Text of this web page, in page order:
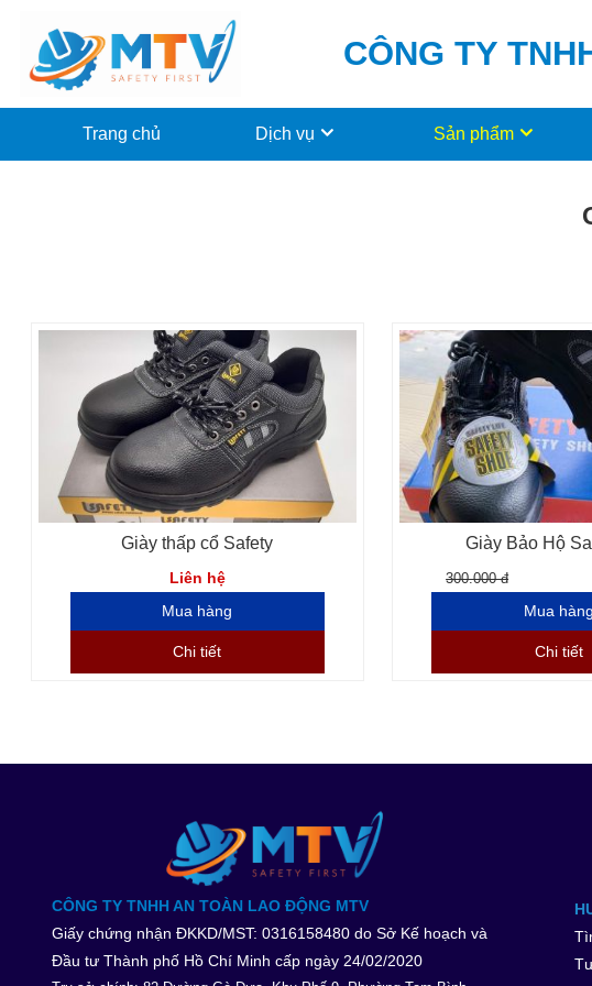
CÔNG TY
Trang chủ Dịch vụ Sản phẩm
Giày thấp cổ Safety
Liên hệ
Chi tiết
Giày Bảo Hộ
300.000 đ
Chi tiết
CÔNG TY TNHH AN TOÀN LAO ĐỘNG MTV
Giấy chứng nhận ĐKKD/MST: 0316158480 do Sở Kế hoạch và
Đầu tư Thành phố Hồ Chí Minh cấp ngày 24/02/2020